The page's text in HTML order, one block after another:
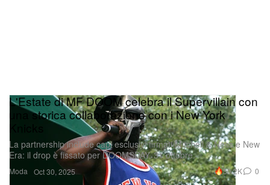
Moda
L'Estate di MF DOOM celebra il Supervillain con
una storica collaborazione con i New York
La partnership include capi esclusivi firmati Mitchell & Ness e New
Era: il drop è fissato per DOOMSDAY, 31 ottobre.
Oct 30, 2025 30.2K 0